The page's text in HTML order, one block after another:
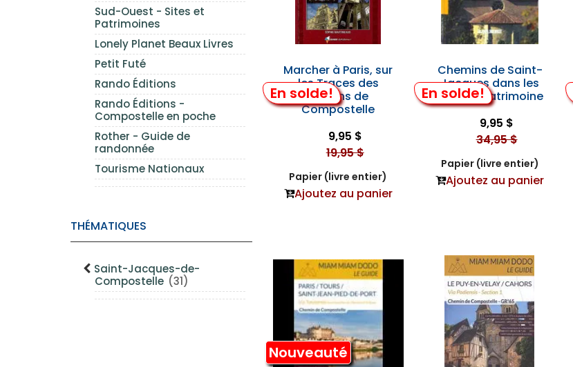
Sud-Ouest - Sites et
Patrimoines
Lonely Planet Beaux Livres
Petit Futé
Rando Éditions
Rando Éditions -
Compostelle en poche
Rother - Guide de
randonnée
Tourisme Nationaux
THÉMATIQUES
Saint-Jacques-de-
Compostelle (31)
En solde!
Marcher à Paris, sur
les Traces des
Pèlerins de
Compostelle
9,95 $
19,95 $
Papier (livre entier)
Ajoutez au panier
En solde!
Chemins de Saint-
Jacques dans les
Landes: Patrimoine
9,95 $
34,95 $
Papier (livre entier)
Ajoutez au panier
Nouveauté